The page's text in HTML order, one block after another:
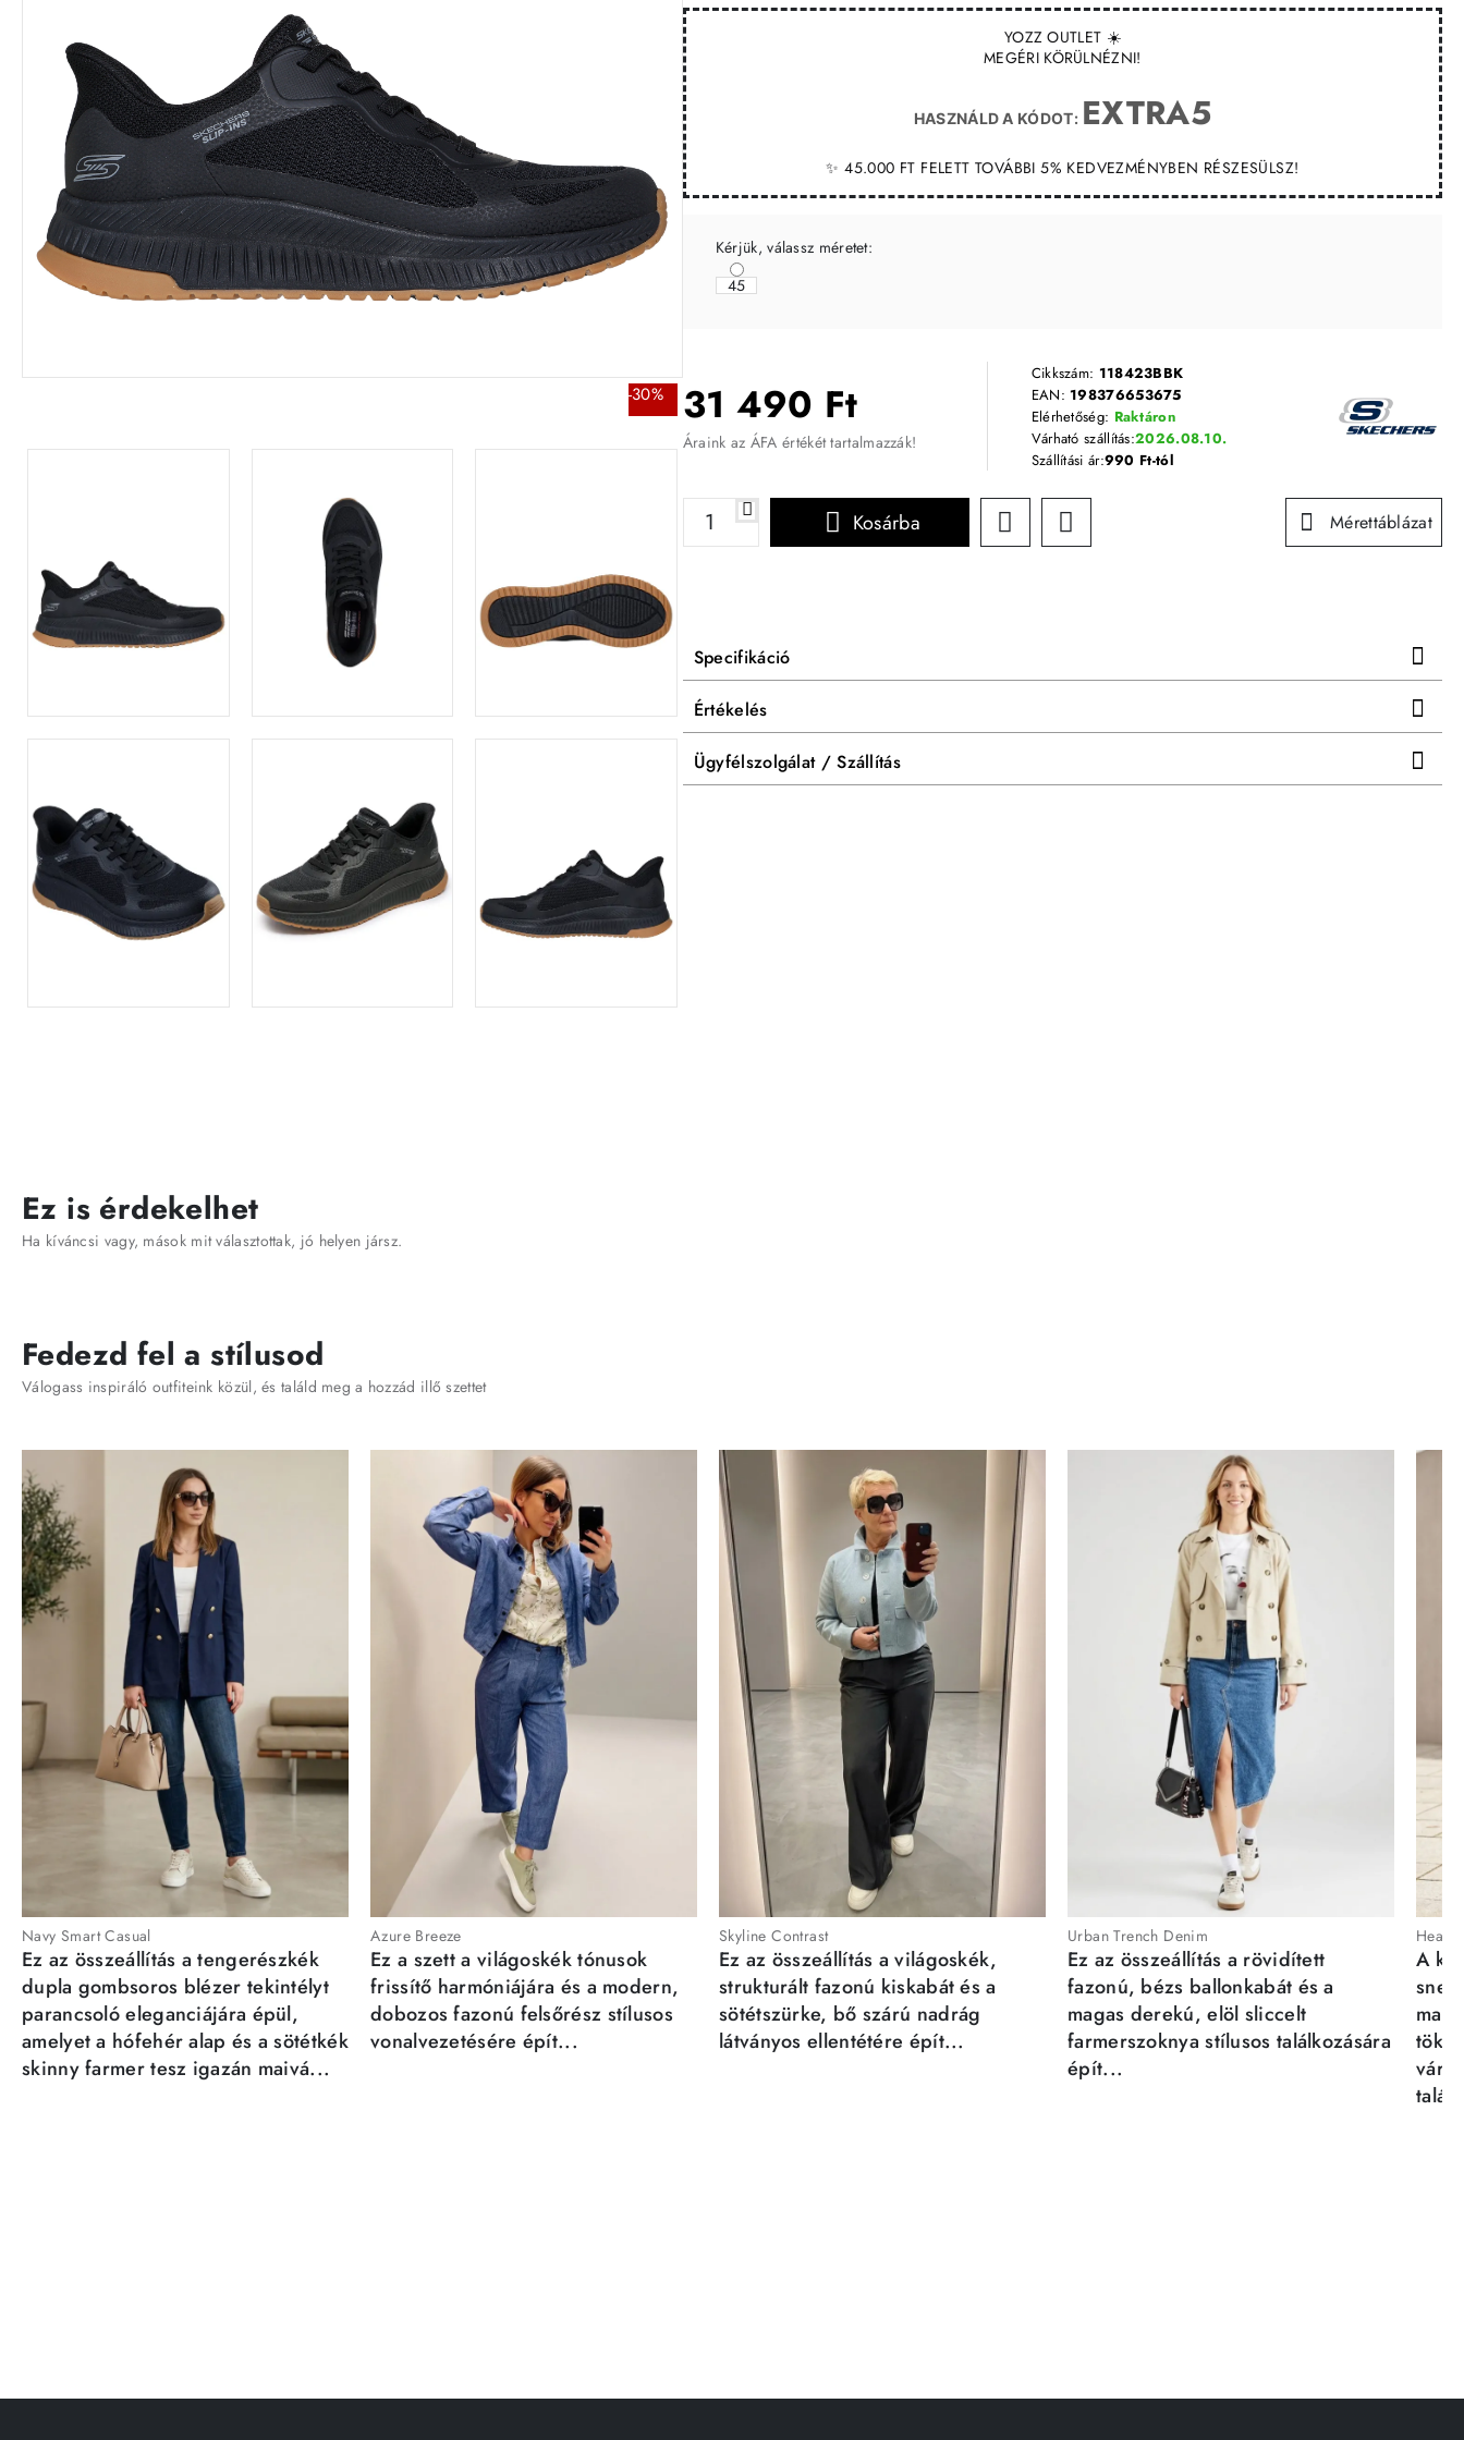
-30%
YOZZ OUTLET ☀️
MEGÉRI KÖRÜLNÉZNI!
HASZNÁLD A KÓDOT: EXTRA5
✨ 45.000 FT FELETT TOVÁBBI 5% KEDVEZMÉNYBEN RÉSZESÜLSZ!
31 490 Ft
Áraink az ÁFA értékét tartalmazzák!
Cikkszám: 118423BBK
EAN:198376653675
Elérhetőség: Raktáron
Várható szállítás:2026.08.10.
Szállítási ár:990 Ft-tól
Kérjük, válassz méretet:
45
Kosárba Mérettáblázat
Specifikáció
Értékelés
Ügyfélszolgálat / Szállítás
Ez is érdekelhet
Ha kíváncsi vagy, mások mit választottak, jó helyen jársz.
Fedezd fel a stílusod
Válogass inspiráló outfiteink közül, és találd meg a hozzád illő szettet
Navy Smart Casual
Ez az összeállítás a tengerészkék
dupla gombsoros blézer tekintélyt
parancsoló eleganciájára épül,
amelyet a hófehér alap és a sötétkék
skinny farmer tesz igazán maivá...
Azure Breeze
Ez a szett a világoskék tónusok
frissítő harmóniájára és a modern,
dobozos fazonú felsőrész stílusos
vonalvezetésére épít...
Skyline Contrast
Ez az összeállítás a világoskék,
strukturált fazonú kiskabát és a
sötétszürke, bő szárú nadrág
látványos ellentétére épít...
Urban Trench Denim
Ez az összeállítás a rövidített
fazonú, bézs ballonkabát és a
magas derekú, elöl sliccelt
farmerszoknya stílusos találkozására
épít...
A